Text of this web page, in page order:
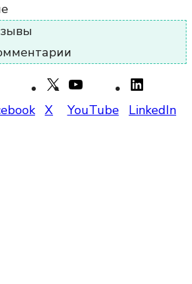
X YouTube LinkedIn